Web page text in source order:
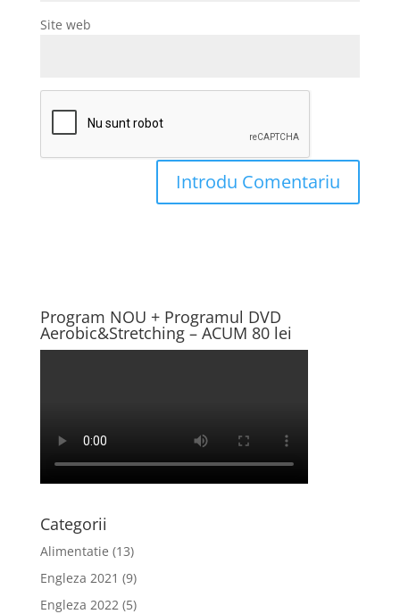
Site web
Program NOU + Programul DVD
Aerobic&Stretching – ACUM 80 lei
Categorii
Alimentatie (13)
Engleza 2021 (9)
Engleza 2022(5)